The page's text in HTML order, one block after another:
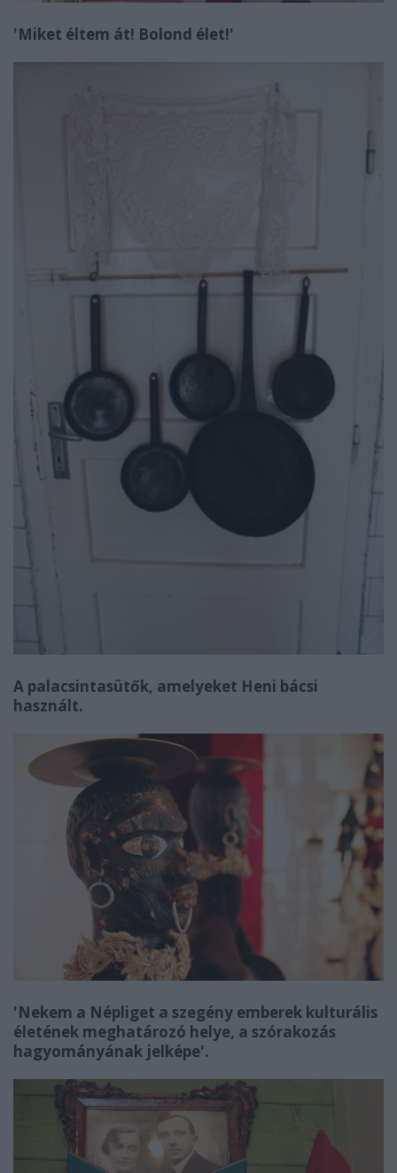
'Miket éltem át! Bolond élet!'
A palacsintasütők, amelyeket Heni bácsi
használt.
'Nekem a Népliget a szegény emberek kulturális
életének meghatározó helye, a szórakozás
hagyományának jelképe'.